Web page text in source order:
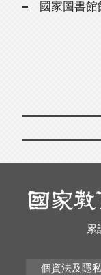
國家圖書
累
個資法及隱